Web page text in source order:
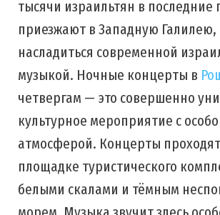
тысячи израильтян в последние
приезжают в Западную Галилею,
насладиться современной
музыкой. Ночные концерты в
четвергам — это совершенно
культурное мероприятие с
атмосферой. Концерты
площадке туристического
белыми скалами и тёмным